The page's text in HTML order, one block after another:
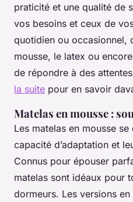
praticité et une qualité de
vos besoins et ceux de
quotidien ou occasionnel,
mousse, le latex ou
de répondre à des
la suite pour en savoir
Matelas en mousse :
Les matelas en mousse
capacité d’adaptation et
Connus pour épouser
matelas sont idéaux pour
dormeurs. Les versions